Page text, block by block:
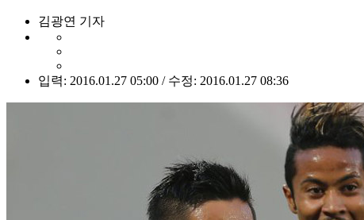
김광연 기자
입력: 2016.01.27 05:00 / 수정: 2016.01.27 08:36